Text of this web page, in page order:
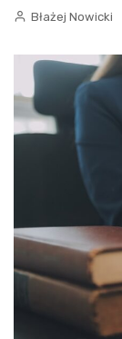
Błażej Nowicki